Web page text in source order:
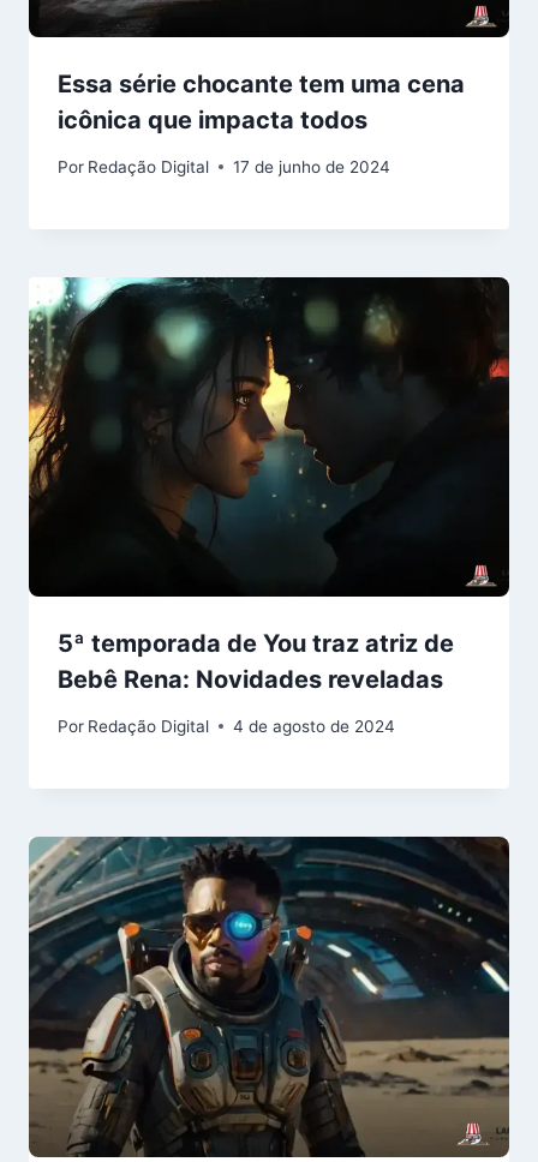
Essa série chocante tem uma cena
icônica que impacta todos
Por Redação Digital 17 de junho de 2024
5ª temporada de You traz atriz de
Bebê Rena: Novidades reveladas
Por Redação Digital 4 de agosto de 2024